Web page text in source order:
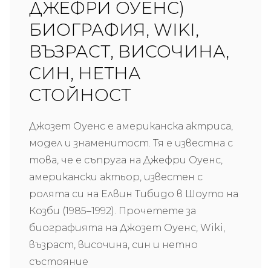
ДЖЕФРИ ОУЕНС)
БИОГРАФИЯ, WIKI,
ВЪЗРАСТ, ВИСОЧИНА,
СИН, НЕТНА
СТОЙНОСТ
Джозет Оуенс е американска актриса,
модел и знаменитост. Тя е известна с
това, че е съпруга на Джефри Оуенс,
американски актьор, известен с
ролята си на Елвин Тибидо в Шоуто на
Козби (1985–1992). Прочетете за
биографията на Джозет Оуенс, Wiki,
възраст, височина, син и нетно
състояние